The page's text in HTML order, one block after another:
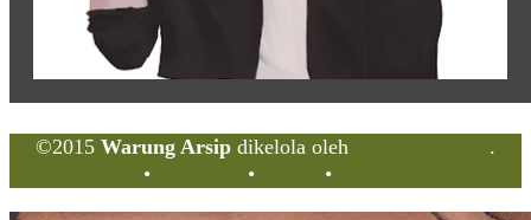
©2015 Warung Arsip dikelola oleh
.
• • •